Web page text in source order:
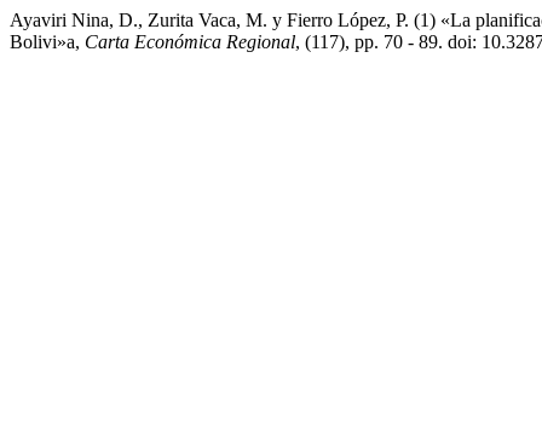
Ayaviri Nina, D., Zurita Vaca, M. y Fierro López, P. (1) «La
Bolivi»a, Carta Económica Regional, (117), pp. 70 - 89. doi: